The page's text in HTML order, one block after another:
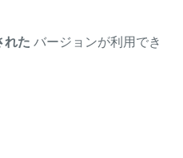
れた バージョンが利用でき